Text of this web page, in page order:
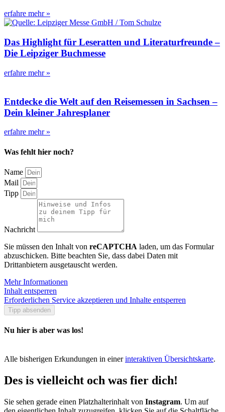
erfahre mehr »
Das Highlight für Leseratten und Literaturfreunde –
Die Leipziger Buchmesse
erfahre mehr »
Entdecke die Welt auf den Reisemessen in Sachsen –
Dein kleiner Jahresplaner
erfahre mehr »
Was fehlt hier noch?
Name
Mail
Tipp
Nachricht
Sie müssen den Inhalt von reCAPTCHA laden, um das Formular
abzuschicken. Bitte beachten Sie, dass dabei Daten mit
Drittanbietern ausgetauscht werden.
Mehr Informationen
Inhalt entsperren
Erforderlichen Service akzeptieren und Inhalte entsperren
Tipp absenden
Nu hier is aber was los!
Alle bisherigen Erkundungen in einerinteraktiven Übersichtskarte.
Des is vielleicht och was fier dich!
Sie sehen gerade einen Platzhalterinhalt von Instagram. Um auf